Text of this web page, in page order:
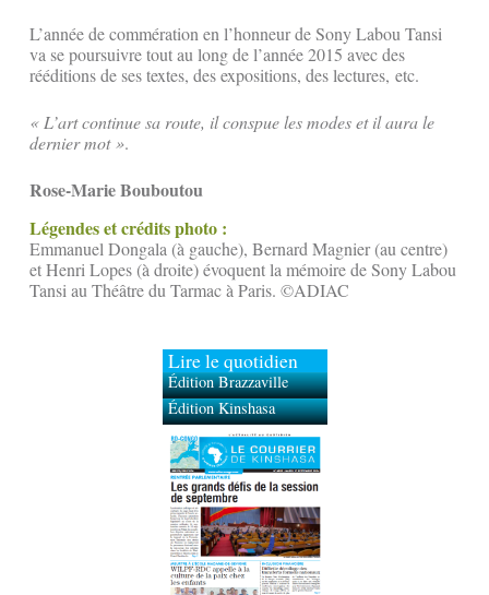
L’année de commération en l’honneur de Sony Labou Tansi
va se poursuivre tout au long de l’année 2015 avec des
rééditions de ses textes, des expositions, des lectures, etc.
« L’art continue sa route, il conspue les modes et il aura le
dernier mot ».
Rose-Marie Bouboutou
Légendes et crédits photo :
Emmanuel Dongala (à gauche), Bernard Magnier (au centre)
et Henri Lopes (à droite) évoquent la mémoire de Sony Labou
Tansi au Théâtre du Tarmac à Paris. ©ADIAC
Lire le quotidien
Édition Brazzaville
Édition Kinshasa